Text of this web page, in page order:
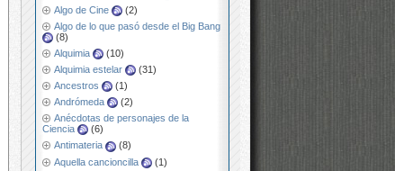
Algo de Cine
(2)
Algo de lo que pasó desde el Big Bang
(8)
Alquimia
(10)
Alquimia estelar
(31)
Ancestros
(1)
Andrómeda
(2)
Anécdotas de personajes de la
Ciencia
(6)
Antimateria
(8)
Aquella cancioncilla
(1)